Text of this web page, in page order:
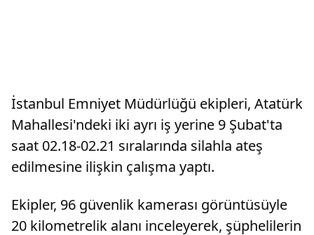
İstanbul Emniyet Müdürlüğü ekipleri, Atatürk
Mahallesi'ndeki iki ayrı iş yerine 9 Şubat'ta
saat 02.18-02.21 sıralarında silahla ateş
edilmesine ilişkin çalışma yaptı.
Ekipler, 96 güvenlik kamerası görüntüsüyle
20 kilometrelik alanı inceleyerek, şüphelilerin